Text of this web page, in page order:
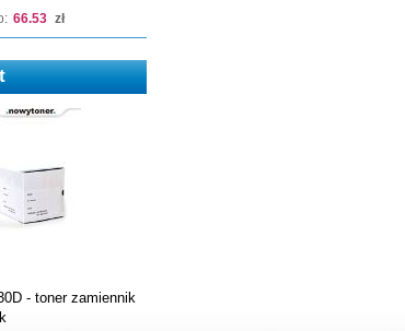
66.53 zł
- toner zamiennik